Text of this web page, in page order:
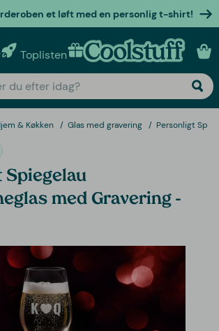
et løft med en personlig t-shirt!
Toplisten Personlige gaver
& Køkken Glas med gravering Personligt
med Gravering -